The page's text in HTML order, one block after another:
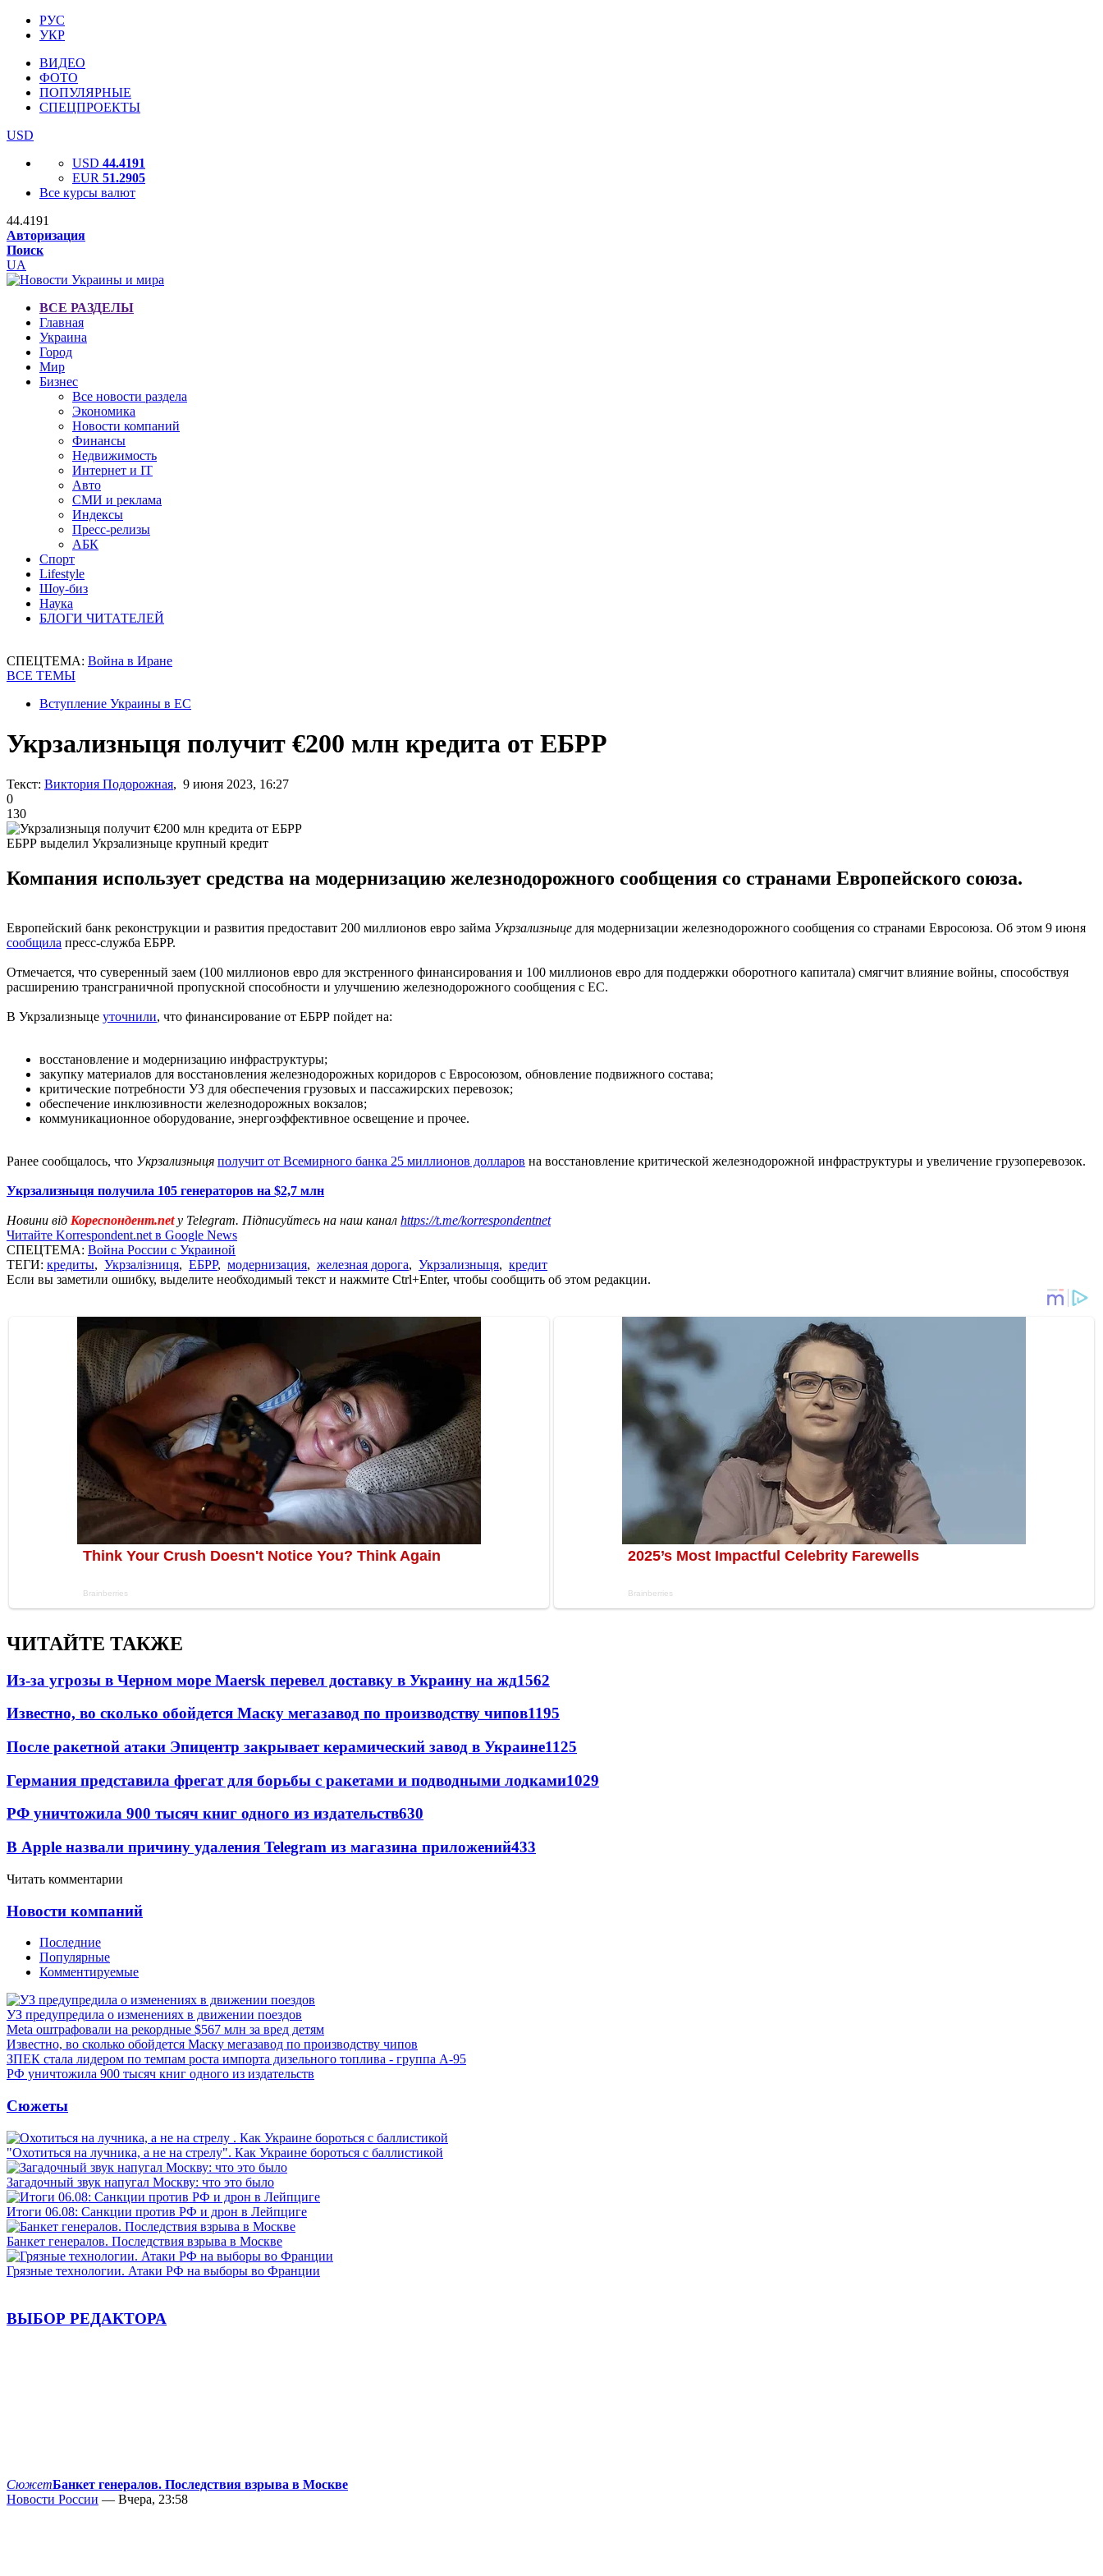
РУС
УКР
ВИДЕО
ФОТО
ПОПУЛЯРНЫЕ
СПЕЦПРОЕКТЫ
USD
USD 44.4191
EUR 51.2905
Все курсы валют
44.4191
Авторизация
Поиск
UA
ВСЕ РАЗДЕЛЫ
Главная
Украина
Город
Мир
Бизнес
Все новости раздела
Экономика
Новости компаний
Финансы
Недвижимость
Интернет и IT
Авто
СМИ и реклама
Индексы
Пресс-релизы
АБК
Спорт
Lifestyle
Шоу-биз
Наука
БЛОГИ ЧИТАТЕЛЕЙ
СПЕЦТЕМА: Война в Иране
ВСЕ ТЕМЫ
Вступление Украины в ЕС
Укрзализныця получит €200 млн кредита от ЕБРР
Текст: Виктория Подорожная, 9 июня 2023, 16:27
0
130
ЕБРР выделил Укрзализныце крупный кредит
Компания использует средства на модернизацию железнодорожного сообщения со странами Европейского союза.
Европейский банк реконструкции и развития предоставит 200 миллионов евро займа Укрзализныце для модернизации железнодорожного сообщения со странами Евросоюза. Об этом 9 июня
сообщила пресс-служба ЕБРР.
Отмечается, что суверенный заем (100 миллионов евро для экстренного финансирования и 100 миллионов евро для поддержки оборотного капитала) смягчит влияние войны, способствуя
расширению трансграничной пропускной способности и улучшению железнодорожного сообщения с ЕС.
В Укрзализныце уточнили, что финансирование от ЕБРР пойдет на:
восстановление и модернизацию инфраструктуры;
закупку материалов для восстановления железнодорожных коридоров с Евросоюзом, обновление подвижного состава;
критические потребности УЗ для обеспечения грузовых и пассажирских перевозок;
обеспечение инклюзивности железнодорожных вокзалов;
коммуникационное оборудование, энергоэффективное освещение и прочее.
Ранее сообщалось, что Укрзализныця получит от Всемирного банка 25 миллионов долларов на восстановление критической железнодорожной инфраструктуры и увеличение грузоперевозок.
Укрзализныця получила 105 генераторов на $2,7 млн
Новини від Кореспондент.netу Telegram. Підписуйтесь на наш канал https://t.me/korrespondentnet
Читайте Korrespondent.net в Google News
СПЕЦТЕМА: Война России с Украиной
ТЕГИ: кредиты, Укрзалізниця, ЕБРР, модернизация, железная дорога, Укрзализныця, кредит
Если вы заметили ошибку, выделите необходимый текст и нажмите Ctrl+Enter, чтобы сообщить об этом редакции.
ЧИТАЙТЕ ТАКЖЕ
Из-за угрозы в Черном море Maersk перевел доставку в Украину на жд1562
Известно, во сколько обойдется Маску мегазавод по производству чипов1195
После ракетной атаки Эпицентр закрывает керамический завод в Украине1125
Германия представила фрегат для борьбы с ракетами и подводными лодками1029
РФ уничтожила 900 тысяч книг одного из издательств630
В Apple назвали причину удаления Telegram из магазина приложений433
Читать комментарии
Новости компаний
Последние
Популярные
Комментируемые
УЗ предупредила о изменениях в движении поездов
Meta оштрафовали на рекордные $567 млн за вред детям
Известно, во сколько обойдется Маску мегазавод по производству чипов
ЗПЕК стала лидером по темпам роста импорта дизельного топлива - группа А-95
РФ уничтожила 900 тысяч книг одного из издательств
Сюжеты
"Охотиться на лучника, а не на стрелу". Как Украине бороться с баллистикой
Загадочный звук напугал Москву: что это было
Итоги 06.08: Санкции против РФ и дрон в Лейпциге
Банкет генералов. Последствия взрыва в Москве
Грязные технологии. Атаки РФ на выборы во Франции
ВЫБОР РЕДАКТОРА
СюжетБанкет генералов. Последствия взрыва в Москве
Новости России — Вчера, 23:58